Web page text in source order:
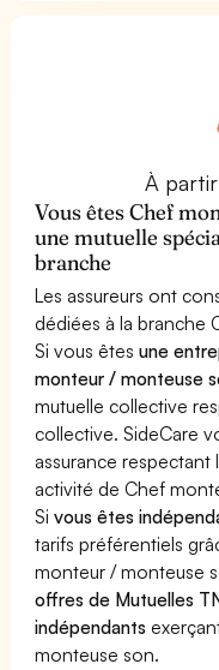
À
Vous êtes Chef
une mutuelle
branche
Les assureurs ont
dédiées à la branche
Si vous êtesune
monteur / monteuse
mutuelle collective
collective. SideCare
assurance
activité de Chef
Sivous êtes
tarifs préférentiels
monteur / monteuse
offres de Mutuelles
indépendants
monteuse son.